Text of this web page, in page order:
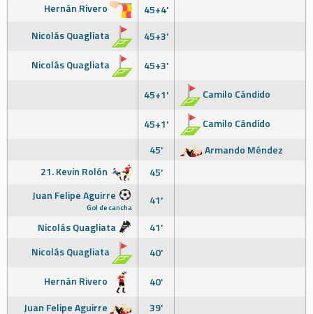
Hernán Rivero
45+4'
Nicolás Quagliata
45+3'
Nicolás Quagliata
45+3'
45+1'
Camilo Cándido
45+1'
Camilo Cándido
45'
Armando Méndez
21. Kevin Rolón
45'
Juan Felipe Aguirre
Gol de cancha
41'
Nicolás Quagliata
41'
Nicolás Quagliata
40'
Hernán Rivero
40'
Juan Felipe Aguirre
39'